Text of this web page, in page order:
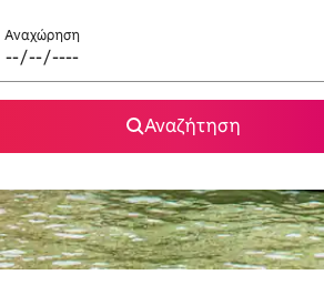
Αναχώρηση
Αναζήτηση